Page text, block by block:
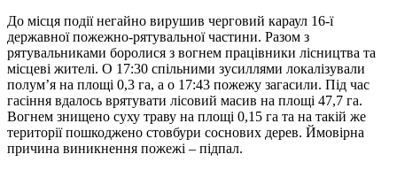
До місця події негайно вирушив черговий караул 16-ї
державної пожежно-рятувальної частини. Разом з
рятувальниками боролися з вогнем працівники лісництва та
місцеві жителі. О 17:30 спільними зусиллями локалізували
полум’я на площі 0,3 га, а о 17:43 пожежу загасили. Під час
гасіння вдалось врятувати лісовий масив на площі 47,7 га.
Вогнем знищено суху траву на площі 0,15 га та на такій же
території пошкоджено стовбури соснових дерев. Ймовірна
причина виникнення пожежі – підпал.